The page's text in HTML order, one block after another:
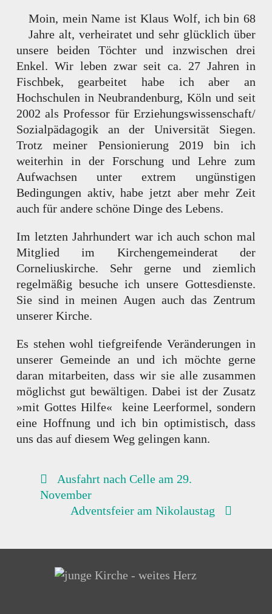
Moin, mein Name ist Klaus Wolf, ich bin 68
Jahre alt, verheiratet und sehr glücklich über
unsere beiden Töchter und inzwischen drei
Enkel. Wir leben zwar seit ca. 27 Jahren in
Fischbek, gearbeitet habe ich aber an
Hochschulen in Neubrandenburg, Köln und seit
2002 als Professor für Erziehungswissenschaft/
Sozialpädagogik an der Universität Siegen.
Trotz meiner Pensionierung 2019 bin ich
weiterhin in der Forschung und Lehre zum
Aufwachsen unter extrem ungünstigen
Bedingungen aktiv, habe jetzt aber mehr Zeit
auch für andere schöne Dinge des Lebens.
Im letzten Jahrhundert war ich auch schon mal
Mitglied im Kirchengemeinderat der
Corneliuskirche. Sehr gerne und ziemlich
regelmäßig besuche ich unsere Gottesdienste.
Sie sind in meinen Augen auch das Zentrum
unserer Kirche.
Es stehen wohl tiefgreifende Veränderungen in
unserer Gemeinde an und ich möchte gerne
daran mitarbeiten, dass wir sie alle zusammen
möglichst gut bewältigen. Dabei ist der Zusatz
»mit Gottes Hilfe« keine Leerformel, sondern
eine Hoffnung und ich bin optimistisch, dass
uns das auf diesem Weg gelingen kann.
BEITRAGSNAVIGATION
Ausfahrt nach Celle am 29.
November
Adventsfeier am Nikolaustag